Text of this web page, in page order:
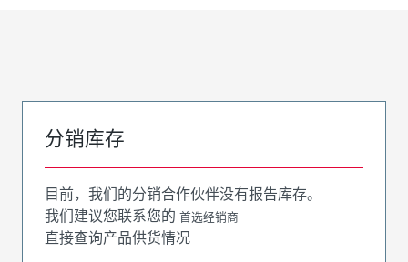
分销库存
目前，我们的分销合作伙伴没有报告库存。
我们建议您联系您的 首选经销商
直接查询产品供货情况